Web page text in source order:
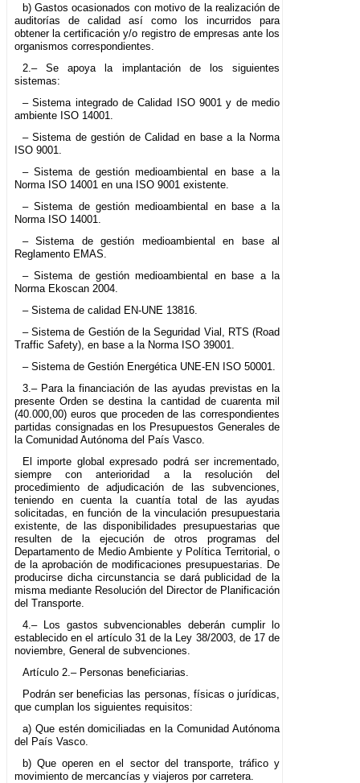
b) Gastos ocasionados con motivo de la realización de
auditorías de calidad así como los incurridos para
obtener la certificación y/o registro de empresas ante los
organismos correspondientes.
2.– Se apoya la implantación de los siguientes
sistemas:
– Sistema integrado de Calidad ISO 9001 y de medio
ambiente ISO 14001.
– Sistema de gestión de Calidad en base a la Norma
ISO 9001.
– Sistema de gestión medioambiental en base a la
Norma ISO 14001 en una ISO 9001 existente.
– Sistema de gestión medioambiental en base a la
Norma ISO 14001.
– Sistema de gestión medioambiental en base al
Reglamento EMAS.
– Sistema de gestión medioambiental en base a la
Norma Ekoscan 2004.
– Sistema de calidad EN-UNE 13816.
– Sistema de Gestión de la Seguridad Vial, RTS (Road
Traffic Safety), en base a la Norma ISO 39001.
– Sistema de Gestión Energética UNE-EN ISO 50001.
3.– Para la financiación de las ayudas previstas en la
presente Orden se destina la cantidad de cuarenta mil
(40.000,00) euros que proceden de las correspondientes
partidas consignadas en los Presupuestos Generales de
la Comunidad Autónoma del País Vasco.
El importe global expresado podrá ser incrementado,
siempre con anterioridad a la resolución del
procedimiento de adjudicación de las subvenciones,
teniendo en cuenta la cuantía total de las ayudas
solicitadas, en función de la vinculación presupuestaria
existente, de las disponibilidades presupuestarias que
resulten de la ejecución de otros programas del
Departamento de Medio Ambiente y Política Territorial, o
de la aprobación de modificaciones presupuestarias. De
producirse dicha circunstancia se dará publicidad de la
misma mediante Resolución del Director de Planificación
del Transporte.
4.– Los gastos subvencionables deberán cumplir lo
establecido en el artículo 31 de la Ley 38/2003, de 17 de
noviembre, General de subvenciones.
Artículo 2.– Personas beneficiarias.
Podrán ser beneficias las personas, físicas o jurídicas,
que cumplan los siguientes requisitos:
a) Que estén domiciliadas en la Comunidad Autónoma
del País Vasco.
b) Que operen en el sector del transporte, tráfico y
movimiento de mercancías y viajeros por carretera.